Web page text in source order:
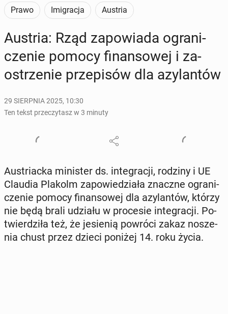
Prawo Imigracja Austria
Austria: Rząd za­po­wia­da ogra­ni­
cze­nie pomocy fi­nan­so­wej i za­
ostrze­nie prze­pi­sów dla azy­lan­tów
29 SIERPNIA 2025, 10:30
Ten tekst przeczytasz w 3 minuty
Au­striac­ka mi­ni­ster ds. in­te­gra­cji, rodziny i UE
Claudia Plakolm za­po­wie­dzia­ła znaczne ogra­ni­
cze­nie pomocy fi­nan­so­wej dla azy­lan­tów, którzy
nie będą brali udziału w pro­ce­sie in­te­gra­cji. Po­
twier­dzi­ła też, że je­sie­nią powróci zakaz no­sze­
nia chust przez dzieci poniżej 14. roku życia.